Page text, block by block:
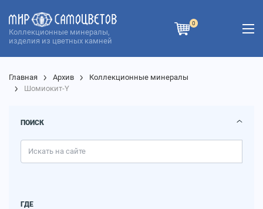
Коллекционные минералы,
изделия из цветных камней
0
Главная Архив
Коллекционные минералы
Шомиокит-Y
ПОИСК
ГДЕ